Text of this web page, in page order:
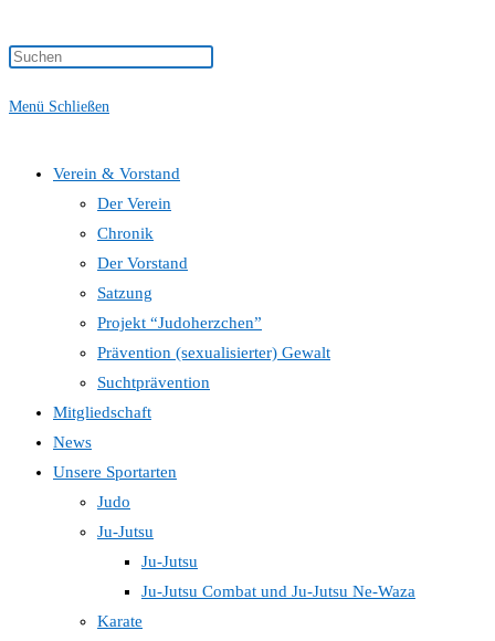
Menü Schließen
Verein & Vorstand
Der Verein
Chronik
Der Vorstand
Satzung
Projekt “Judoherzchen”
Prävention (sexualisierter) Gewalt
Suchtprävention
Mitgliedschaft
News
Unsere Sportarten
Judo
Ju-Jutsu
Ju-Jutsu
Ju-Jutsu Combat und Ju-Jutsu Ne-Waza
Karate